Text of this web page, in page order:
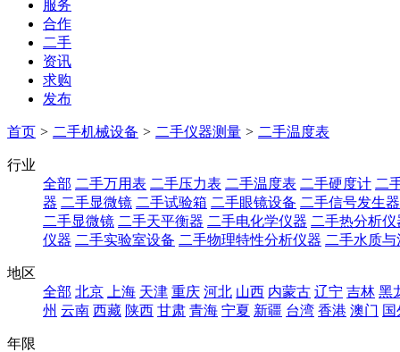
服务
合作
二手
资讯
求购
发布
首页 > 二手机械设备 > 二手仪器测量 > 二手温度表
行业
全部 二手万用表 二手压力表 二手温度表 二手硬度计 二
器 二手显微镜 二手试验箱 二手眼镜设备 二手信号发生器
二手显微镜 二手天平衡器 二手电化学仪器 二手热分析仪
仪器 二手实验室设备 二手物理特性分析仪器 二手水质
地区
全部 北京 上海 天津 重庆 河北 山西 内蒙古 辽宁 吉林 黑
州 云南 西藏 陕西 甘肃 青海 宁夏 新疆 台湾 香港 澳门 国
年限